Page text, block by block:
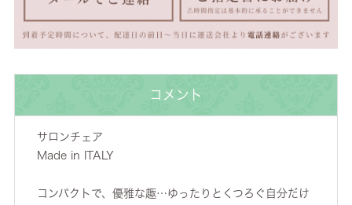
コメント
サロンチェア
Made in ITALY
コンパクトで、優雅な趣…ゆったりとくつろぐ自分だけ